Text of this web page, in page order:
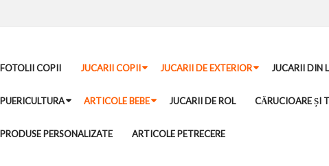
FOTOLII COPII JUCARII COPII JUCARII DE EXTERIOR JUCARII DIN
PUERICULTURA ARTICOLE BEBE JUCARII DE ROL CĂRUCIOARE ȘI
PRODUSE PERSONALIZATE ARTICOLE PETRECERE